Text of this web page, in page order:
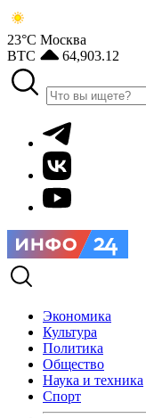
23°С Москва
BTC
64,903.12
Экономика
Культура
Политика
Общество
Наука и техника
Спорт